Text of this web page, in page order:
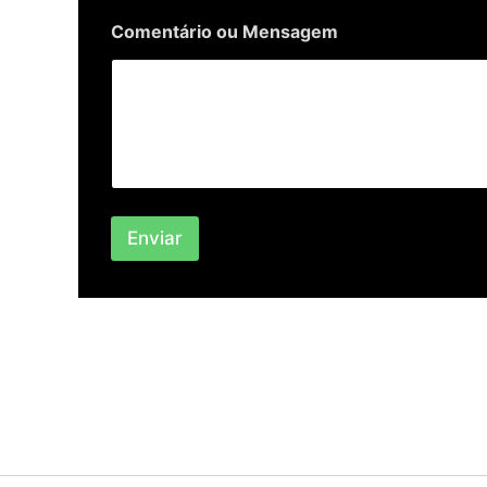
m
Comentário ou Mensagem
Enviar